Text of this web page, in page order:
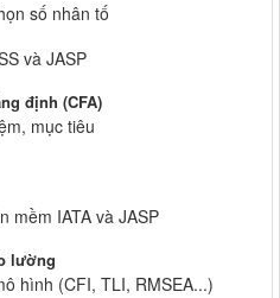
số nhân tố
và JASP
định (CFA)
mục tiêu
mềm IATA và JASP
lường
hình (CFI, TLI, RMSEA...)